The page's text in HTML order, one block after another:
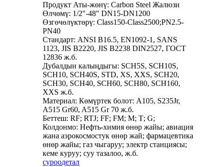
Продукт Аты-жөнү: Carbon Steel Жалюзи
Өлчөмү: 1/2"-48" DN15-DN1200
Өзгөчөлүктөрү: Class150-Class2500;PN2.5-
PN40
Стандарт: ANSI B16.5, EN1092-1, SANS
1123, JIS B2220, JIS B2238 DIN2527, ГОСТ
12836 ж.б.
Дубалдын калыңдыгы: SCH5S, SCH10S,
SCH10, SCH40S, STD, XS, XXS, SCH20,
SCH30, SCH40, SCH60, SCH80, SCH160,
XXS ж.б.
Материал: Көмүртек болот: A105, S235Jr,
A515 Gr60, A515 Gr 70 ж.б.
Беттеш: RF; RTJ; FF; FM; M; Т; G;
Колдонмо: Нефть-химия өнөр жайы; авиация
жана аэрокосмостук өнөр жай; фармацевтика
өнөр жайы; газ чыгаруу; электр станциясы;
кеме куруу; суу тазалоо, ж.б.
суроодетал